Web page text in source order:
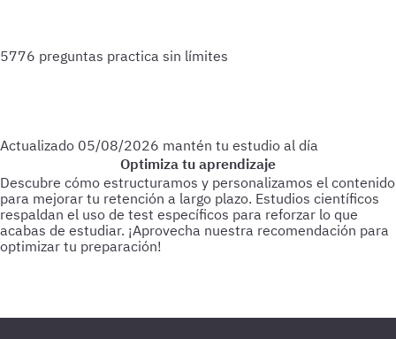
5776 preguntas practica sin límites
Actualizado 05/08/2026 mantén tu estudio al día
Optimiza tu aprendizaje
Descubre cómo estructuramos y personalizamos el contenido
para mejorar tu retención a largo plazo. Estudios científicos
respaldan el uso de test específicos para reforzar lo que
acabas de estudiar. ¡Aprovecha nuestra recomendación para
optimizar tu preparación!